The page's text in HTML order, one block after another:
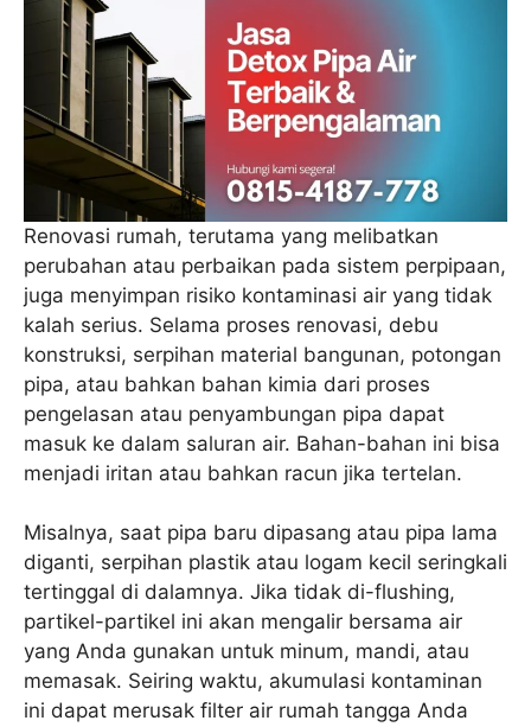
Renovasi rumah, terutama yang melibatkan
perubahan atau perbaikan pada sistem perpipaan,
juga menyimpan risiko kontaminasi air yang tidak
kalah serius. Selama proses renovasi, debu
konstruksi, serpihan material bangunan, potongan
pipa, atau bahkan bahan kimia dari proses
pengelasan atau penyambungan pipa dapat
masuk ke dalam saluran air. Bahan-bahan ini bisa
menjadi iritan atau bahkan racun jika tertelan.
Misalnya, saat pipa baru dipasang atau pipa lama
diganti, serpihan plastik atau logam kecil seringkali
tertinggal di dalamnya. Jika tidak di-flushing,
partikel-partikel ini akan mengalir bersama air
yang Anda gunakan untuk minum, mandi, atau
memasak. Seiring waktu, akumulasi kontaminan
ini dapat merusak filter air rumah tangga Anda